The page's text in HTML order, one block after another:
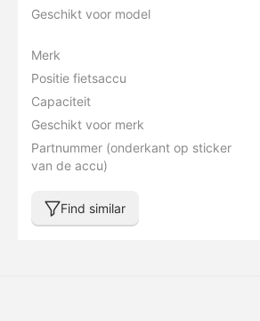
Geschikt voor model
Merk
Positie fietsaccu
Capaciteit
Geschikt voor merk
Partnummer (onderkant op sticker
van de accu)
Find similar